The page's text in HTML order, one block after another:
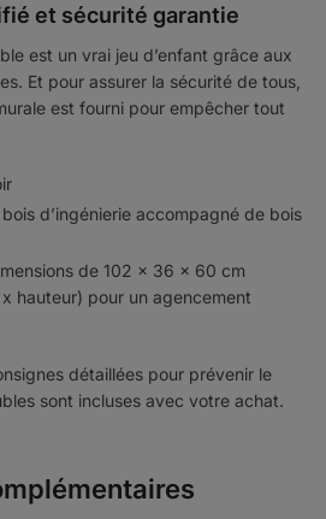
et sécurité garantie
est un vrai jeu d’enfant grâce aux
Et pour assurer la sécurité de tous,
est fourni pour empêcher tout
d’ingénierie accompagné de bois
de 102 x 36 x 60 cm
hauteur) pour un agencement
détaillées pour prévenir le
sont incluses avec votre achat.